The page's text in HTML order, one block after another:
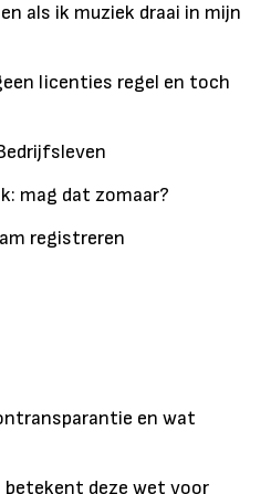
als ik muziek draai in mijn
licenties regel en toch
mag dat zomaar?
registreren
en wat
betekent deze wet voor